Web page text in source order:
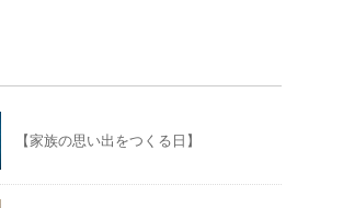
【家族の思い出をつくる日】